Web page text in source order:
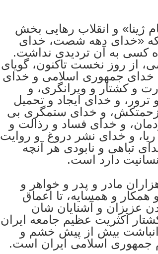
ژینا» و انقلاب رهایی بخش
که «خدای دهه شصت، خدای
کسی به آن تردیدی نداشت.
از روز نخست تاکنون، گویای
جمهوری اسلامی و خدای
و کشتار و ویرانگری، و
و خدای ایجاد و تحمیل
زحمتکش، و خدای ستمگری بی
و خدای فساد و رذالت و
و خدای نشر دروغ و روایت
تباهی و نابودی هر آنچه
دارد است‌.
مادر و پدر و خواهر و
و همسایه، تا اعماق
عزیزان و آشنایان شان
اکثریت عظیم جامعه ایران
انباشت بیش از پیش خشم و
جمهوری اسلامی ایران است.